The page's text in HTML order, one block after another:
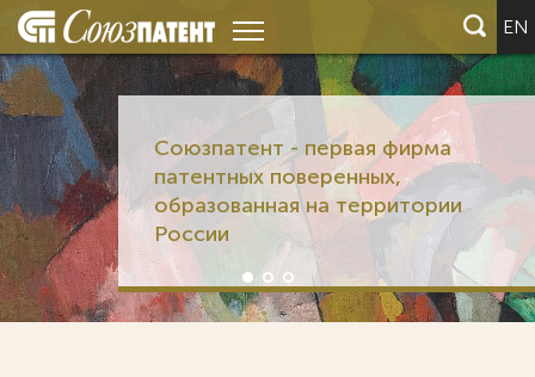
EN
Союзпатент - первая фирма
патентных поверенных,
образованная на территории
России